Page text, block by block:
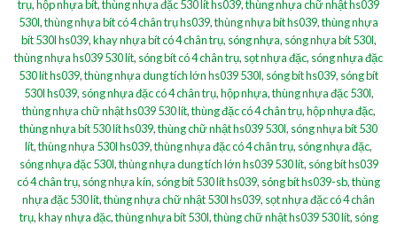
trụ,hộp nhựa bít,thùng nhựa đặc 530 lít hs039,thùng nhựa chữ nhật hs039
530l,thùng nhựa bít có 4 chân trụ hs039,thùng nhựa bít hs039,thùng nhựa
bít 530l hs039,khay nhựa bít có 4 chân trụ, sóng nhựa, sóng nhựa bít 530l,
thùng nhựa hs039 530 lít, sóng bít có 4 chân trụ, sọt nhựa đặc, sóng nhựa đặc
530 lít hs039,thùng nhựa dung tích lớn hs039 530l, sóng bít hs039, sóng bít
530l hs039, sóng nhựa đặc có 4 chân trụ,hộp nhựa,thùng nhựa đặc 530l,
thùng nhựa chữ nhật hs039 530 lít,thùng đặc có 4 chân trụ,hộp nhựa đặc,
thùng nhựa bít 530 lít hs039,thùng chữ nhật hs039 530l, sóng nhựa bít 530
lít,thùng nhựa 530l hs039,thùng nhựa đặc có 4 chân trụ, sóng nhựa đặc,
sóng nhựa đặc 530l,thùng nhựa dung tích lớn hs039 530 lít, sóng bít hs039
có 4 chân trụ, sóng nhựa kín, sóng bít 530 lít hs039, sóng bít hs039-sb,thùng
nhựa đặc 530 lít,thùng nhựa chữ nhật 530l hs039, sọt nhựa đặc có 4 chân
trụ,khay nhựa đặc,thùng nhựa bít 530l,thùng chữ nhật hs039 530 lít, sóng